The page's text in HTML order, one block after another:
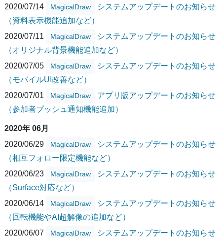
2020/07/14
MagicalDraw
システムアップデートのお知らせ
（資料表示機能追加など）
2020/07/11
MagicalDraw
システムアップデートのお知らせ
（オリジナル背景機能追加など）
2020/07/05
MagicalDraw
システムアップデートのお知らせ
（モバイルUI改善など）
2020/07/01
MagicalDraw
アプリ版アップデートのお知らせ
（参加者プッシュ通知機能追加）
2020年 06月
2020/06/29
MagicalDraw
システムアップデートのお知らせ
（相互フォロー限定機能など）
2020/06/23
MagicalDraw
システムアップデートのお知らせ
（Surface対応など）
2020/06/14
MagicalDraw
システムアップデートのお知らせ
（回転機能やAI超解像の追加など）
2020/06/07
MagicalDraw
システムアップデートのお知らせ